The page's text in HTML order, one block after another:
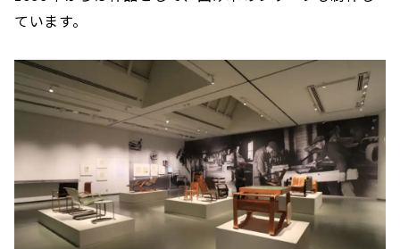
ています。